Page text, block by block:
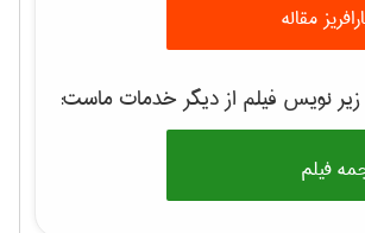
مقاله
نویس فیلم از دیگر خدمات ماست:
فیلم